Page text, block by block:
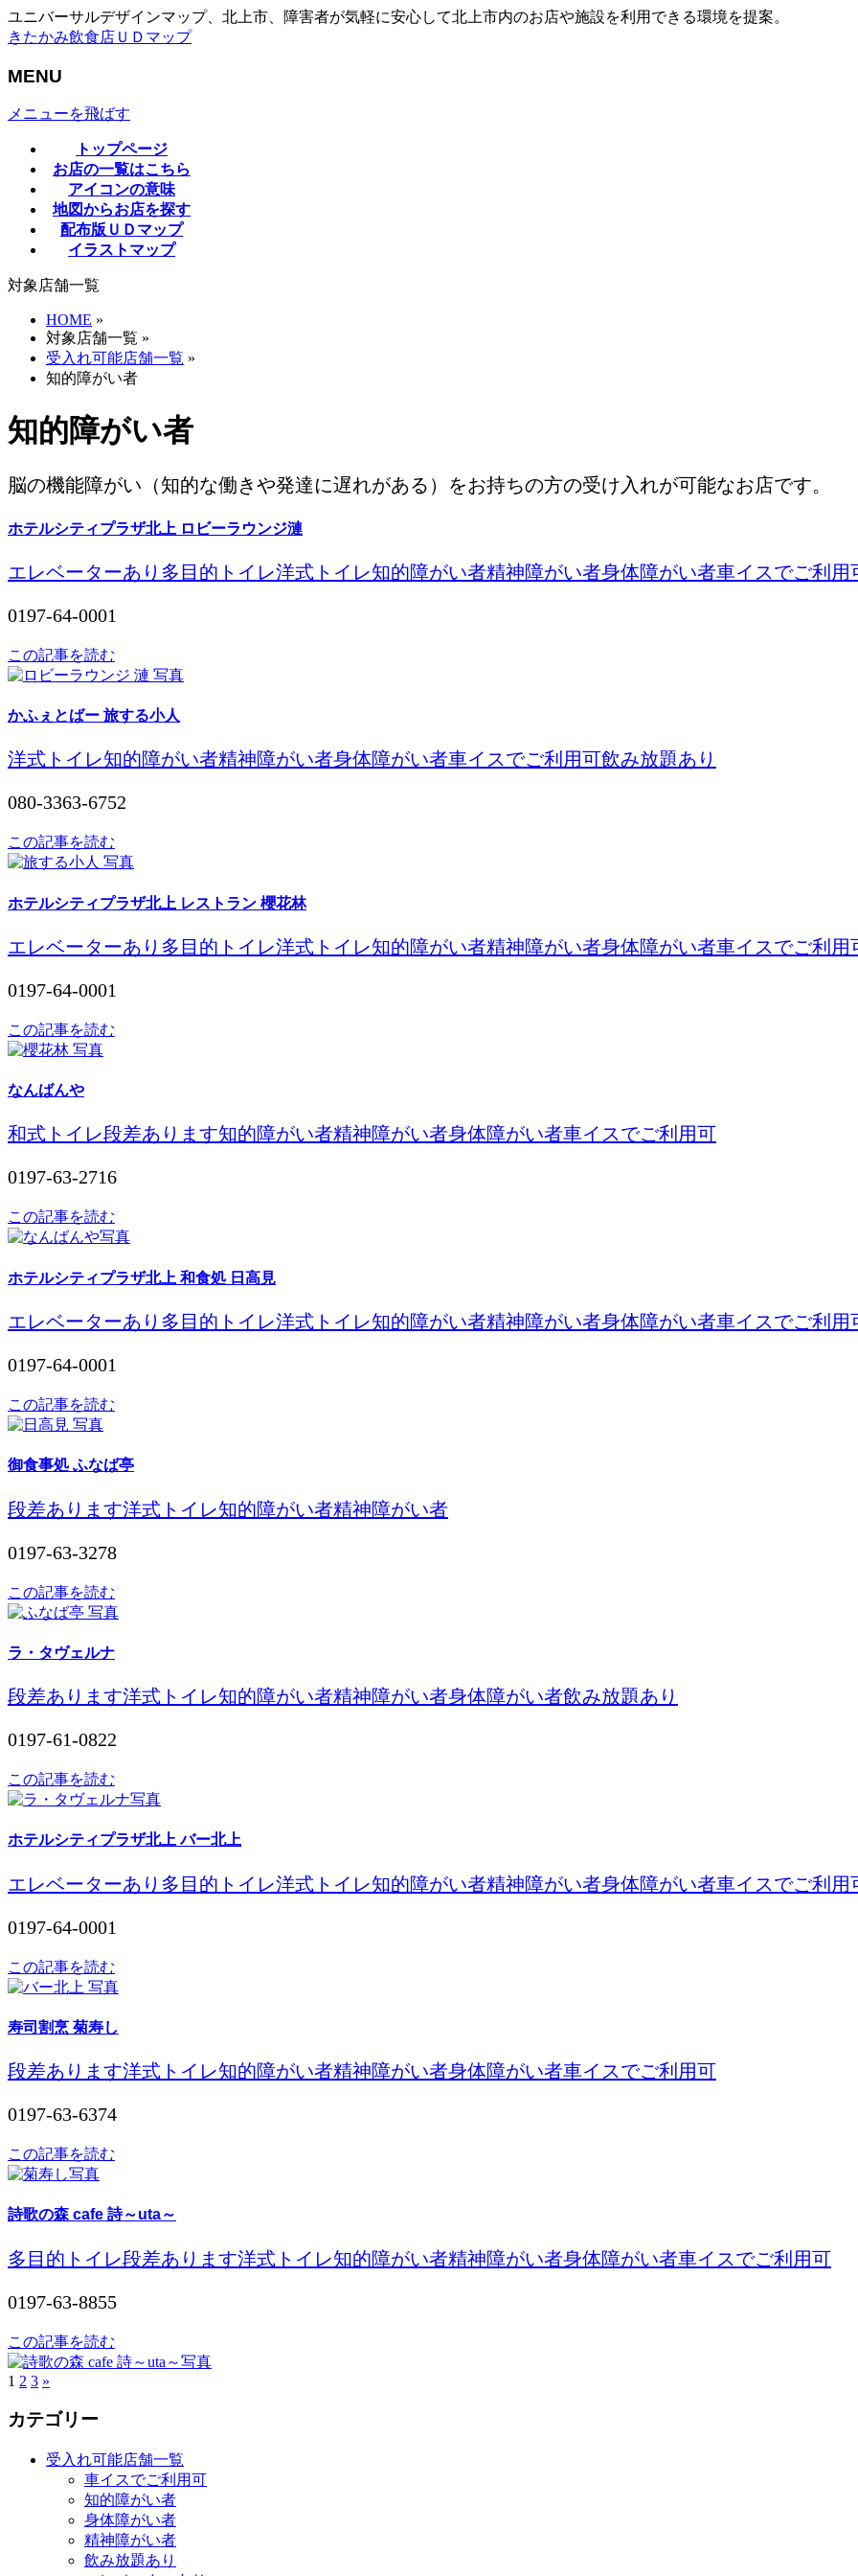
ユニバーサルデザインマップ、北上市、障害者が気軽に安心して北上市内のお店や施設を利用できる環境を提案。
きたかみ飲食店ＵＤマップ
MENU
メニューを飛ばす
トップページ
お店の一覧はこちら
アイコンの意味
地図からお店を探す
配布版ＵＤマップ
イラストマップ
対象店舗一覧
HOME »
対象店舗一覧 »
受入れ可能店舗一覧 »
知的障がい者
知的障がい者
脳の機能障がい（知的な働きや発達に遅れがある）をお持ちの方の受け入れが可能なお店です。
ホテルシティプラザ北上 ロビーラウンジ漣
エレベーターあり 多目的トイレ洋式トイレ知的障がい者精神障がい者身体障がい者車イスでご利用
0197-64-0001
この記事を読む
かふぇとばー 旅する小人
洋式トイレ知的障がい者精神障がい者身体障がい者車イスでご利用可飲み放題あり
080-3363-6752
この記事を読む
ホテルシティプラザ北上 レストラン 櫻花林
エレベーターあり 多目的トイレ洋式トイレ知的障がい者精神障がい者身体障がい者車イスでご利用
0197-64-0001
この記事を読む
なんばんや
和式トイレ段差あります知的障がい者精神障がい者身体障がい者車イスでご利用可
0197-63-2716
この記事を読む
ホテルシティプラザ北上 和食処 日高見
エレベーターあり 多目的トイレ洋式トイレ知的障がい者精神障がい者身体障がい者車イスでご利用
0197-64-0001
この記事を読む
御食事処 ふなば亭
段差あります洋式トイレ知的障がい者精神障がい者
0197-63-3278
この記事を読む
ラ・タヴェルナ
段差あります洋式トイレ知的障がい者精神障がい者身体障がい者飲み放題あり
0197-61-0822
この記事を読む
ホテルシティプラザ北上 バー北上
エレベーターあり 多目的トイレ洋式トイレ知的障がい者精神障がい者身体障がい者車イスでご利用
0197-64-0001
この記事を読む
寿司割烹 菊寿し
段差あります洋式トイレ知的障がい者精神障がい者身体障がい者車イスでご利用可
0197-63-6374
この記事を読む
詩歌の森 cafe 詩～uta～
多目的トイレ段差あります洋式トイレ知的障がい者精神障がい者身体障がい者車イスでご利用可
0197-63-8855
この記事を読む
1 2 3 »
カテゴリー
受入れ可能店舗一覧
車イスでご利用可
知的障がい者
身体障がい者
精神障がい者
飲み放題あり